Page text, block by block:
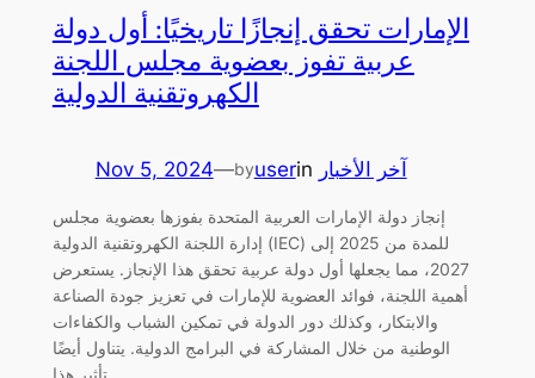
الإمارات تحقق إنجازًا تاريخيًا: أول دولة
عربية تفوز بعضوية مجلس اللجنة
الكهروتقنية الدولية
Nov 5, 2024—byuserin آخر الأخبار
إنجاز دولة الإمارات العربية المتحدة بفوزها بعضوية مجلس
إدارة اللجنة الكهروتقنية الدولية (IEC) للمدة من 2025 إلى
2027، مما يجعلها أول دولة عربية تحقق هذا الإنجاز. يستعرض
أهمية اللجنة، فوائد العضوية للإمارات في تعزيز جودة الصناعة
والابتكار، وكذلك دور الدولة في تمكين الشباب والكفاءات
الوطنية من خلال المشاركة في البرامج الدولية. يتناول أيضًا